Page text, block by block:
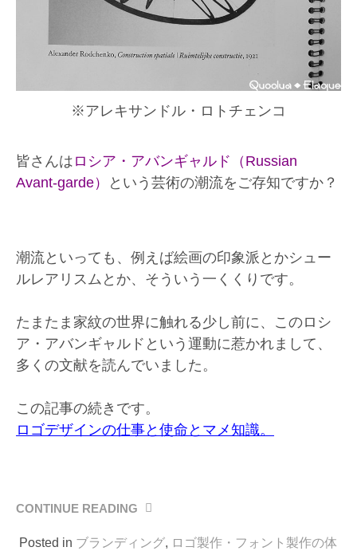
※アレキサンドル・ロトチェンコ
皆さんは ロシア・アバンギャルド（Russian
Avant-garde）
という芸術の潮流をご存知ですか？
潮流といっても、例えば絵画の印象派とかシュー
ルレアリスムとか、そういう一くくりです。
たまたま家紋の世界に触れる少し前に、このロシ
ア・アバンギャルドという運動に惹かれまして、
多くの文献を読んでいました。
この記事の続きです。
ロゴデザインの仕事と使命とマメ知識。
CONTINUE READING
“活
へ
Posted in ブランディング, ロゴ製作・フォント製作の体